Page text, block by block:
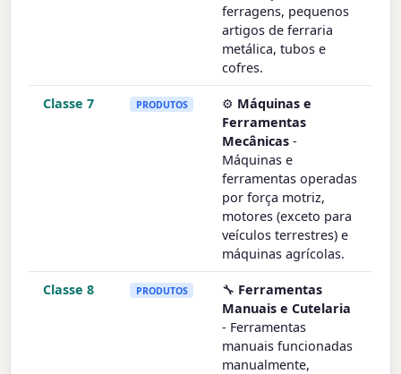
ferragens, pequenos
artigos de ferraria
metálica, tubos e
cofres.
Classe 7 PRODUTOS ⚙️ Máquinas e
Ferramentas
Mecânicas -
Máquinas e
ferramentas operadas
por força motriz,
motores (exceto para
veículos terrestres) e
máquinas agrícolas.
Classe 8 PRODUTOS 🔧 Ferramentas
Manuais e Cutelaria
- Ferramentas
manuais funcionadas
manualmente,